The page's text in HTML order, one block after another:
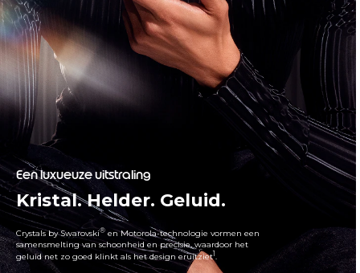
Een luxueuze uitstraling
Kristal. Helder. Geluid.
Crystals by Swarovski® en Motorola-technologie vormen een
samensmelting van schoonheid en precisie, waardoor het
geluid net zo goed klinkt als het design eruitziet1.